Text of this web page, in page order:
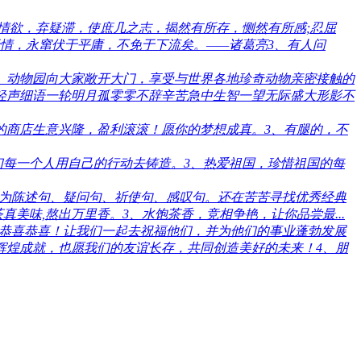
，弃疑滞，使庶几之志，揭然有所存，恻然有所感;忍屈
，永窜伏于平庸，不免于下流矣。——诸葛亮3、有人问
物园向大家敞开大门，享受与世界各地珍奇动物亲密接触的
细语一轮明月孤零零不辞辛苦急中生智一望无际盛大形影不
商店生意兴隆，盈利滚滚！愿你的梦想成真。3、有腿的，不
一个人用自己的行动去铸造。3、热爱祖国，珍惜祖国的每
陈述句、疑问句、祈使句、感叹句。还在苦苦寻找优秀经典
美味,熬出万里香。3、水饱茶香，竞相争艳，让你品尝最...
喜恭喜！让我们一起去祝福他们，并为他们的事业蓬勃发展
成就，也愿我们的友谊长存，共同创造美好的未来！4、朋